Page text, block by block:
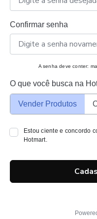
Confirmar senha
A senha deve conter:
O que você busca na
Vender Produtos
Estou ciente e concordo
Hotmart.